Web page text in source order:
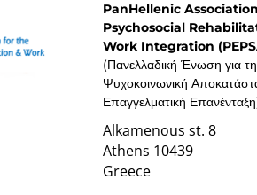
PanHellenic
Psychosocial
Work Integration
(Πανελλαδική Ένωση για
Ψυχοκοινωνική
Επαγγελματική
Alkamenous st. 8
Athens 10439
Greece